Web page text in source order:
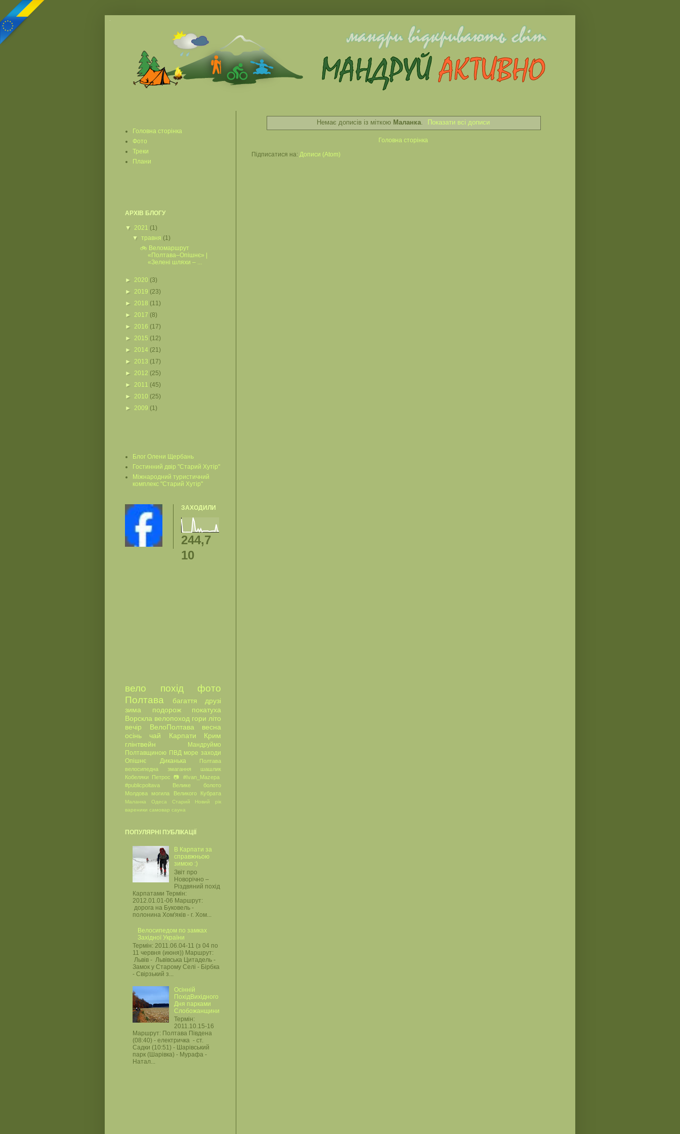
Немає дописів із міткою Маланка. Показати всі дописи
Головна сторінка
Підписатися на: Дописи (Atom)
Головна сторінка
Фото
Треки
Плани
АРХІВ БЛОГУ
▼ 2021 (1)
▼травня (1)
🚲 Веломаршрут
«Полтава–Опішнє» |
«Зелені шляхи – ...
► 2020 (3)
► 2019 (23)
► 2018 (11)
► 2017 (8)
► 2016 (17)
► 2015 (12)
► 2014 (21)
► 2013 (17)
► 2012 (25)
► 2011 (45)
► 2010 (25)
► 2009 (1)
Блог Олени Щербань
Гостинний двір "Старий Хутір"
Міжнародний туристичний
комплекс "Старий Хутір"
ЗАХОДИЛИ
244,7
10
вело похід
фото
Полтава
багаття
друзі
зима
подорож
покатуха
Ворскла велопоход гори літо
вечір
ВелоПолтава
весна
осінь
чай Карпати
Крим
глінтвейн
Мандруймо
Полтавщиною ПВД море заходи
Опішнє
Диканька
Полтава
велосипедна
змагання
шашлик
Кобеляки
Петрос 📷
#Ivan_Mazepa
#publicpoltava
Велике болото
Молдова
могила Великого Кубрата
Маланка Одеса
Старий Новий рік
вареники самовар сауна
ПОПУЛЯРНІ ПУБЛІКАЦІЇ
В Карпати за
справжньою
зимою :)
Звіт про
Новорічно –
Різдвяний похід
Карпатами Термін:
2012.01.01-06 Маршрут:
дорога на Буковель -
полонина Хом'яків - г. Хом...
Велосипедом по замках
Західної України
Термін: 2011.06.04-11 (з 04 по
11 червня (июня)) Маршрут:
Львів - Львівська Цитадель -
Замок у Старому Селі - Бірбка
- Свірзький з...
Осінній
ПохідВихідного
Дня парками
Слобожанщини
Термін:
2011.10.15-16
Маршрут: Полтава Південа
(08:40) - електричка - ст.
Садки (10:51) - Шарівський
парк (Шарівка) - Мурафа -
Натал...